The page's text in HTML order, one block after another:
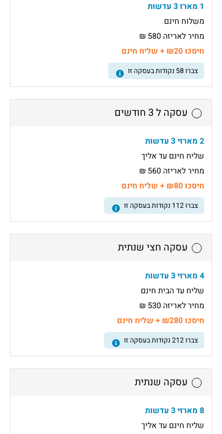
1 מארז 3 עדשות
משלוח חינם
מחיר לאריזה 580 ₪
חיסכו ₪20 + שליח חינם
צברו58 נקודות בעסקה זו
עסקה ל 3 חודשים
2 מארזי 3 עדשות
שליח חינם עד אליך
מחיר לאריזה 560 ₪
חיסכו ₪80 + שליח חינם
צברו112 נקודות בעסקה זו
עסקה חצי שנתית
4 מארזי 3 עדשות
שליח עד הבית חינם
מחיר לאריזה 530 ₪
חיסכו ₪280 + שליח חינם
צברו212נקודות בעסקה זו
עסקה שנתית
8 מארזי 3 עדשות
שליח חינם עד אליך